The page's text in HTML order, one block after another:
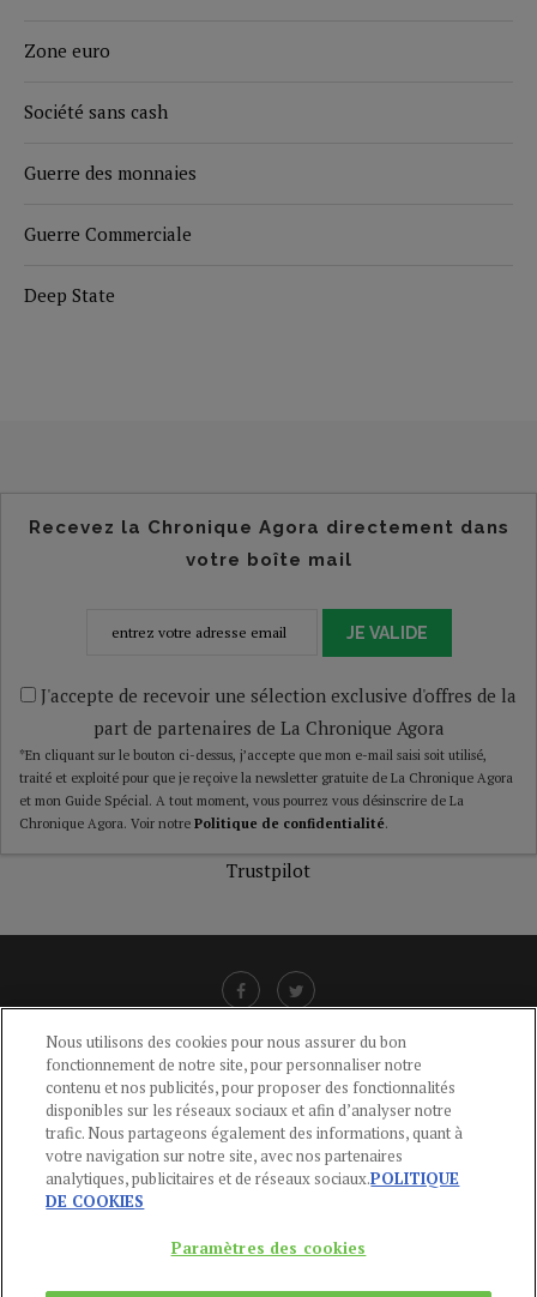
Zone euro
Société sans cash
Guerre des monnaies
Guerre Commerciale
Deep State
Recevez la Chronique Agora directement dans
votre boîte mail
JE VALIDE
J'accepte de recevoir une sélection exclusive d'offres de la
part de partenaires de La Chronique Agora
*En cliquant sur le bouton ci-dessus, j’accepte que mon e-mail saisi soit utilisé,
traité et exploité pour que je reçoive la newsletter gratuite de La Chronique Agora
et mon Guide Spécial. A tout moment, vous pourrez vous désinscrire de La
Chronique Agora. Voir notre Politique de confidentialité.
Trustpilot
LIENS UTILES
CGU-POLITIQUE DE CONFIDENTIALITÉ -POLITIQUE DES COOKIES
MENTIONS LÉGALES -AIDE
CONTACT
Du Lundi au Vendredi, 9h-13h et 14h-17h
Nous utilisons des cookies pour nous assurer du bon
fonctionnement de notre site, pour personnaliser notre
contenu et nos publicités, pour proposer des fonctionnalités
disponibles sur les réseaux sociaux et afin d’analyser notre
trafic. Nous partageons également des informations, quant à
votre navigation sur notre site, avec nos partenaires
analytiques, publicitaires et de réseaux sociaux.POLITIQUE
DE COOKIES
Paramètres des cookies